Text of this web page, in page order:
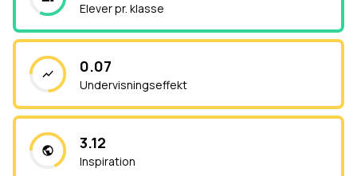
Elever pr. klasse
0.07
Undervisningseffekt
3.12
Inspiration